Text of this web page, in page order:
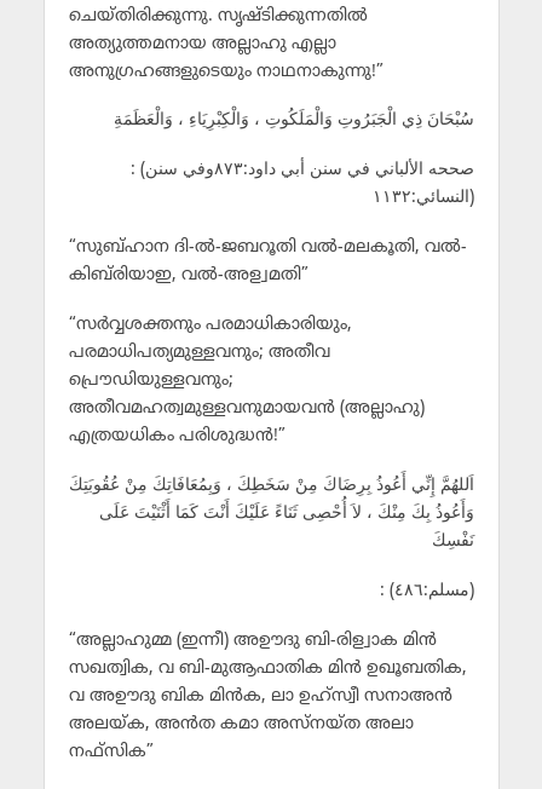
ചെയ്തിരിക്കുന്നു. സൃഷ്ടിക്കുന്നതില്‍
അത്യുത്തമനായ അല്ലാഹു എല്ലാ
അനുഗ്രഹങ്ങളുടെയും നാഥനാകുന്നു!”
سُبْحَانَ ذِي الْجَبَرُوتِ وَالْمَلَكُوتِ ، وَالْكِبْرِيَاءِ ، وَالْعَظَمَةِ
: (صححه الألباني في سنن أبي داود:٨٧٣وفي سنن
النسائي:١١٣٢)
“സുബ്ഹാന ദി-ല്‍-ജബറൂതി വല്‍-മലകൂതി, വല്‍-
കിബ്‌രിയാഇ, വല്‍-അള്വമതി”
“സര്‍വ്വശക്തനും പരമാധികാരിയും,
പരമാധിപത്യമുള്ളവനും; അതീവ
പ്രൌഡിയുള്ളവനും;
അതീവമഹത്വമുള്ളവനുമായവന്‍ (അല്ലാഹു)
എത്രയധികം പരിശുദ്ധന്‍!”
اَللهُمَّ إِنِّي أَعُوذُ بِرِضَاكَ مِنْ سَخَطِكَ ، وَبِمُعَافَاتِكَ مِنْ عُقُوبَتِكَ
وَأَعُوذُ بِكَ مِنْكَ ، لاَ أُحْصِى ثَنَاءً عَلَيْكَ أَنْتَ كَمَا أَثْنَيْتَ عَلَى
نَفْسِكَ
: (مسلم:٤٨٦)
“അല്ലാഹുമ്മ (ഇന്നീ) അഊദു ബി-രിള്വാക മിന്‍
സഖത്വിക, വ ബി-മുആഫാതിക മിന്‍ ഉഖൂബതിക,
വ അഊദു ബിക മിന്‍ക, ലാ ഉഹ്സ്വീ സനാഅന്‍
അലയ്ക, അന്‍ത കമാ അസ്നയ്ത അലാ
നഫ്സിക”